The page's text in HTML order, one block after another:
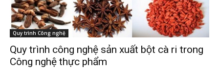
Quy trình Công nghệ
Quy trình công nghệ sản xuất bột cà ri trong
Công nghệ thực phẩm